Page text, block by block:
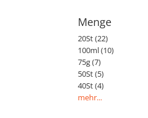
Menge
20St (22)
100ml (10)
75g (7)
50St (5)
40St (4)
mehr...